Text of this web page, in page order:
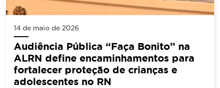
14 de maio de 2026
Audiência Pública “Faça Bonito” na
ALRN define encaminhamentos para
fortalecer proteção de crianças e
adolescentes no RN